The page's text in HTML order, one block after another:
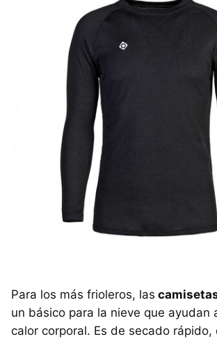
Para los más frioleros, las
un básico para la nieve que ayudan
calor corporal. Es de secado rápido,